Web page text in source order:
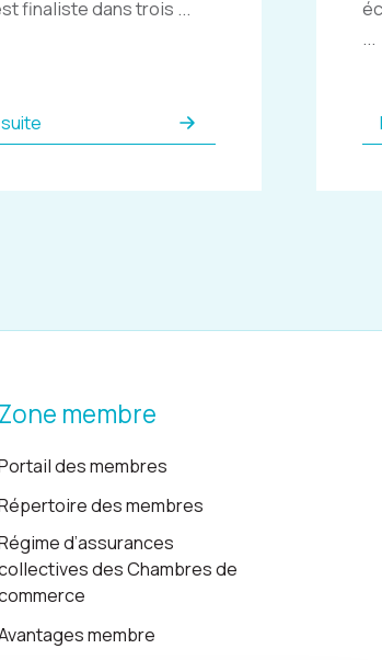
finaliste dans trois ...
...
Zone membre
des membres
des membres
d’assurances
des Chambres de
membre